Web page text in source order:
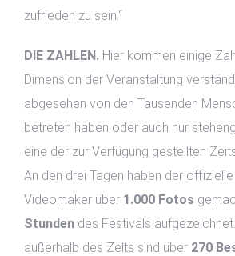
zufrieden zu sein.“
DIE ZAHLEN. Hier kommen einige
Dimension der Veranstaltung
abgesehen von den Tausenden
betreten haben oder auch nur
eine der zur Verfügung gestellten
An den drei Tagen haben der
Videomaker über 1.000 Fotos
Stunden des Festivals
außerhalb des Zelts sind über 270